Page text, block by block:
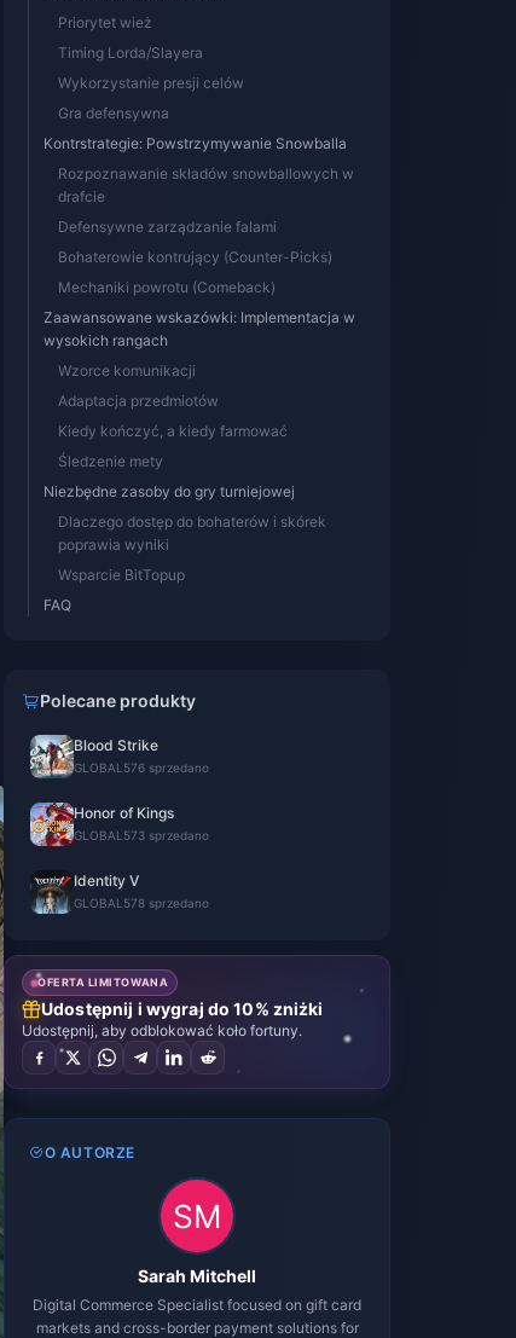
Priorytet wież
Timing Lorda/Slayera
Wykorzystanie presji celów
Gra defensywna
Kontrstrategie: Powstrzymywanie Snowballa
Rozpoznawanie składów snowballowych w
drafcie
Defensywne zarządzanie falami
Bohaterowie kontrujący (Counter-Picks)
Mechaniki powrotu (Comeback)
Zaawansowane wskazówki: Implementacja w
wysokich rangach
Wzorce komunikacji
Adaptacja przedmiotów
Kiedy kończyć, a kiedy farmować
Śledzenie mety
Niezbędne zasoby do gry turniejowej
Dlaczego dostęp do bohaterów i skórek
poprawia wyniki
Wsparcie BitTopup
FAQ
Polecane produkty
Blood Strike
GLOBAL 576 sprzedano
Honor of Kings
GLOBAL 573 sprzedano
Identity V
GLOBAL 578 sprzedano
OFERTA LIMITOWANA
Udostępnij i wygraj do 10% zniżki
Udostępnij, aby odblokować koło fortuny.
O AUTORZE
Sarah Mitchell
Digital Commerce Specialist focused on gift card
markets and cross-border payment solutions for